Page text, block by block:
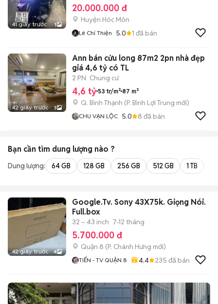
41 giây trước 1
20.000.000 đ
Huyện Hóc Môn
Lê Chí Thiện 5.0 1 đã bán
42 giây trước 3
Ann bán cửu long 87m2 2pn nhà đẹp
giá 4,6 tỷ có TL
2 PN Chung cư
4,6 tỷ 53 tr/m² 87 m²
Q. Bình Thạnh (P. Bình Lợi Trung mới)
CHU VẠN LỘC 5.0 8 đã bán
Bạn cần tìm dung lượng nào ?
Dung lượng: 64 GB 128 GB 256 GB 512 GB 1 TB
42 giây trước 4
Google.Tv. Sony 43X75k. Giọng Nói.
Full.box
32 – 43 inch 7-12 tháng
5.700.000 đ
Quận 8 (P. Chánh Hưng mới)
TIẾN - TV QUẬN 8 4.4 235 đã bán